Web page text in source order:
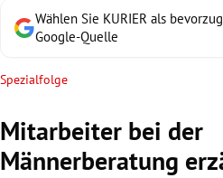
Wählen Sie KURIER als
Google-Quelle
Spezialfolge
Mitarbeiter bei der
Männerberatung